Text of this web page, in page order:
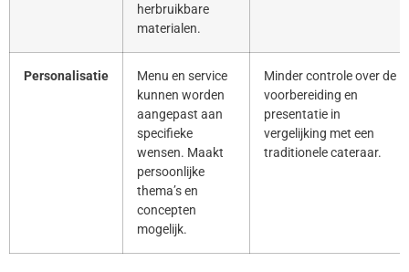
herbruikbare
materialen.
Personalisatie
Menu en service
kunnen worden
aangepast aan
specifieke
wensen. Maakt
persoonlijke
thema’s en
concepten
mogelijk.
Minder controle over de
voorbereiding en
presentatie in
vergelijking met een
traditionele cateraar.